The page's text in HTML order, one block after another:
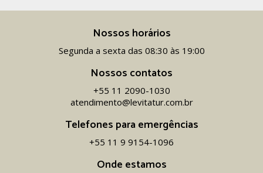
Onde estamos
Nossos horários
Segunda a sexta das 08:30 às 19:00
Nossos contatos
+55 11 2090-1030
atendimento@levitatur.com.br
Telefones para emergências
+55 11 9 9154-1096‬